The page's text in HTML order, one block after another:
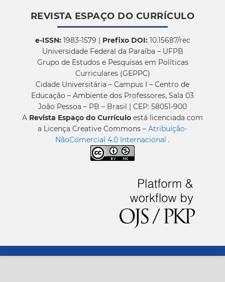
REVISTA ESPAÇO DO CURRÍCULO
e-ISSN:1983-1579 | Prefixo DOI:10.15687/rec
Universidade Federal da Paraíba – UFPB
Grupo de Estudos e Pesquisas em Políticas
Curriculares (GEPPC)
Cidade Universitária – Campus I – Centro de
Educação – Ambiente dos Professores, Sala 03
João Pessoa – PB – Brasil | CEP: 58051-900
A Revista Espaço do Currículo está licenciada com
a Licença Creative Commons – Atribuição-
NãoComercial 4.0 Internacional .